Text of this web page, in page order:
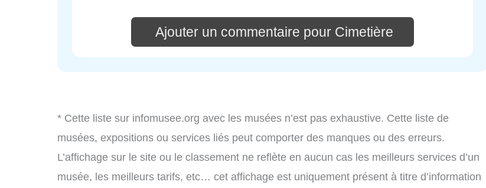
Ajouter un commentaire pour Cimetière
* Cette liste sur infomusee.org avec les musées n’est pas exhaustive. Cette liste de
musées, expositions ou services liés peut comporter des manques ou des erreurs.
L’affichage sur le site ou le classement ne reflète en aucun cas les meilleurs services d’un
musée, les meilleurs tarifs, etc… cet affichage est uniquement présent à titre d’information